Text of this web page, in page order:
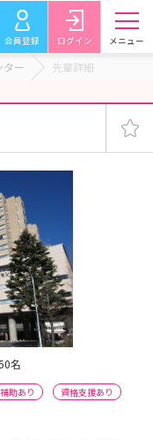
会員登録 ログイン メニュー
ター 先輩詳細
名
助あり
資格支援あり